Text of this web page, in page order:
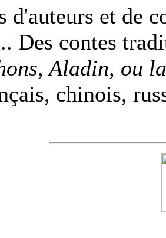
d'auteurs et de
Des contes
Aladin, ou
chinois,